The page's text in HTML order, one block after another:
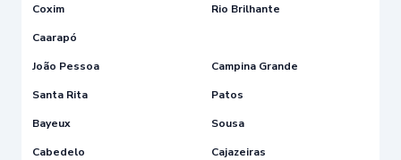
Coxim
Rio Brilhante
Caarapó
João Pessoa
Campina Grande
Santa Rita
Patos
Bayeux
Sousa
Cabedelo
Cajazeiras